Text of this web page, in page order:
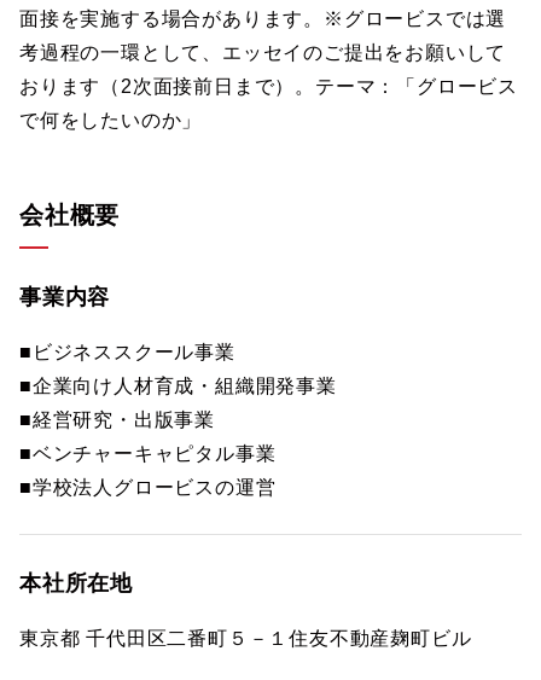
面接を実施する場合があります。※グロービスでは選
考過程の一環として、エッセイのご提出をお願いして
おります（2次面接前日まで）。テーマ：「グロービス
で何をしたいのか」
会社概要
事業内容
■ビジネススクール事業
■企業向け人材育成・組織開発事業
■経営研究・出版事業
■ベンチャーキャピタル事業
■学校法人グロービスの運営
本社所在地
東京都 千代田区二番町５－１住友不動産麹町ビル